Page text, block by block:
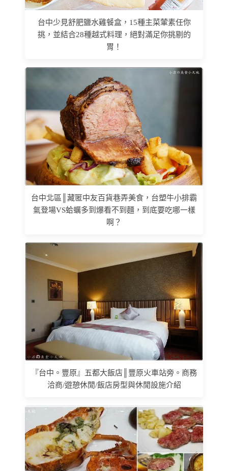
台中少見舒肥鹽水雞餐盒，15種主菜葷素任你
挑，並結合28種越式料理，絕對滿足你挑剔的
胃！
台中北區║藏匿中友百貨巷弄美食，台塑牛小排霸
氣登場VS蛤蠣多到爆看不到麵，到底要吃哪一樣
啊？
『台中。豐原』五都大飯店║豐原火車站旁。商務
洽商/遊憩休閒/飯店房型與休閒設施介紹